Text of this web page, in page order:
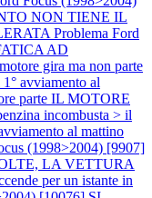
NON TIENE IL
Problema Ford
AD
gira ma non parte
avviamento al
parte IL MOTORE
incombusta > il
al mattino
(1998>2004) [9907]
LA VETTURA
per un istante in